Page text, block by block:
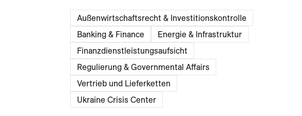
Außenwirtschaftsrecht & Investitionskontrolle
Banking & Finance
Energie & Infrastruktur
Finanzdienstleistungsaufsicht
Regulierung & Governmental Affairs
Vertrieb und Lieferketten
Ukraine Crisis Center